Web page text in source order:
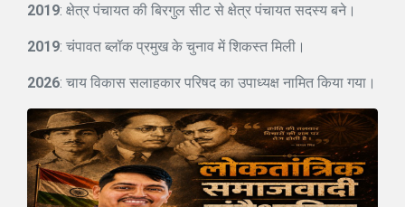
2019: क्षेत्र पंचायत की बिरगुल सीट से क्षेत्र पंचायत सदस्य बने।
2019: चंपावत ब्लॉक प्रमुख के चुनाव में शिकस्त मिली।
2026: चाय विकास सलाहकार परिषद का उपाध्यक्ष नामित किया गया।